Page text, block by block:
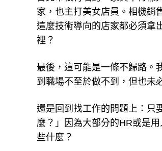
家，也主打美女店員。相機銷
這麼技術導向的店家都必須拿
裡？
最後，這可能是一條不歸路。
到職場不至於做不到，但也未
還是回到找工作的問題上：只
麼？」因為大部分的HR或是
些什麼？